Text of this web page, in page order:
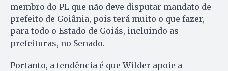
membro do PL que não deve disputar mandato de
prefeito de Goiânia, pois terá muito o que fazer,
para todo o Estado de Goiás, incluindo as
prefeituras, no Senado.
Portanto, a tendência é que Wilder apoie a